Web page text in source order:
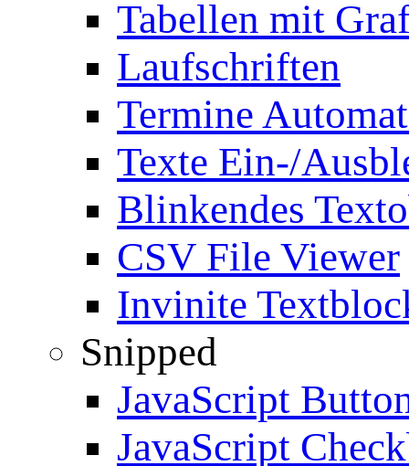
Tabellen mit
Laufschriften
Termine
Texte Ein-/
Blinkendes
CSV File Viewer
Invinite
Snipped
JavaScript
JavaScript